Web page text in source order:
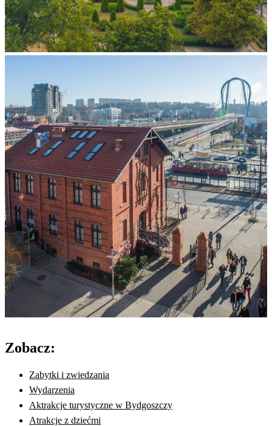
Zobacz:
Zabytki i zwiedzania
Wydarzenia
Aktrakcje turystyczne w Bydgoszczy
Atrakcje z dziećmi